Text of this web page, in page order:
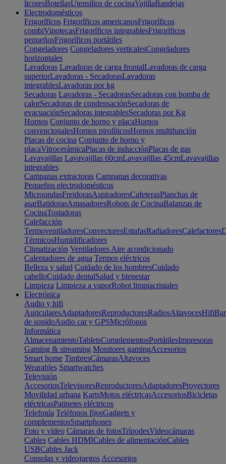
licoresBotellasUtensilios de cocinaVajillaBandejas
Electrodomésticos
Frigoríficos Frigoríficos americanosFrigoríficos
combiVinotecasFrigoríficos integrablesFrigoríficos
pequeñosFrigoríficos portátiles
Congeladores Congeladores verticalesCongeladores
horizontales
Lavadoras Lavadoras de carga frontalLavadoras de carga
superiorLavadoras - SecadorasLavadoras
integrablesLavadoras por kg
Secadoras Lavadoras - SecadorasSecadoras con bomba de
calorSecadoras de condensaciónSecadoras de
evacuaciónSecadoras integrablesSecadoras por Kg
Hornos Conjunto de horno y placaHornos
convencionalesHornos pirolíticosHornos multifunción
Placas de cocina Conjunto de horno y
placaVitrocerámicaPlacas de inducciónPlacas de gas
Lavavajillas Lavavajillas 60cmLavavajillas 45cmLavavajillas
integrables
Campanas extractoras Campanas decorativas
Pequeños electrodomésticos
MicroondasFreidorasAspiradoresCafeterasPlanchas de
asarBatidorasAmasadoresRobots de CocinaBalanzas de
CocinaTostadoras
Calefacción
TermoventiladoresConvectoresEstufasRadiadoresCalefactores
TérmicosHumidificadores
Climatización Ventiladores Aire acondicionado
Calentadores de agua Termos eléctricos
Belleza y salud Cuidado de los hombresCuidado
cabelloCuidado dentalSalud y bienestar
Limpieza Limpieza a vaporRobot limpiacristales
Electrónica
Audio y hifi
AuricularesAdaptadoresReproductoresRadiosAltavocesHifi
de sonidoAudio car y GPSMicrófonos
Informática
AlmacenamientoTabletsComplementosPortátilesImpresoras
Gaming & streaming Monitores gamingAccesorios
Smart home TimbresCámarasAltavoces
Wearables Smartwatches
Televisión
AccesoriosTelevisoresReproductoresAdaptadoresProyectores
Movilidad urbana KartsMotos eléctricasAccesoriosBicicletas
eléctricasPatinetes eléctricos
Telefonía Teléfonos fijosGadgets y
complementosSmartphones
Foto y vídeo Cámaras de fotosTrípodesVideocámaras
Cables Cables HDMICables de alimentaciónCables
USBCables Jack
Consolas y videojuegos Accesorios